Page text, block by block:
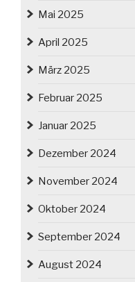
Mai 2025
April 2025
März 2025
Februar 2025
Januar 2025
Dezember 2024
November 2024
Oktober 2024
September 2024
August 2024